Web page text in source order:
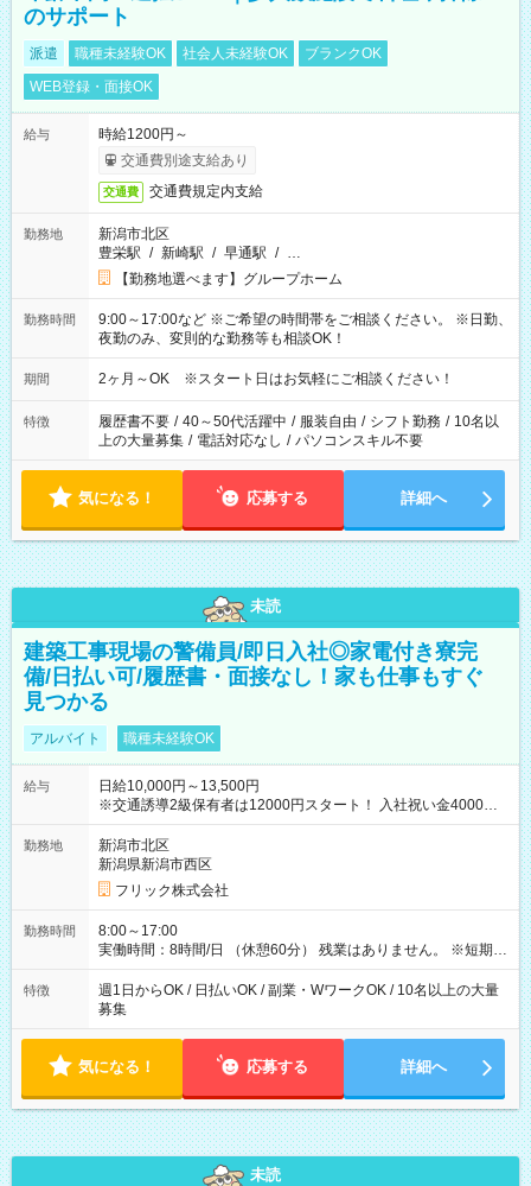
のサポート
派遣 職種未経験OK 社会人未経験OK
ブランクOK
WEB登録・面接OK
給与
時給1200円～
交通費別途支給あり
交通費 交通費規定内支給
勤務地
新潟市北区
豊栄駅 / 新崎駅 / 早通駅 / …
【勤務地選べます】グループホーム
勤務時間
9:00～17:00など ※ご希望の時間帯をご相談ください。 ※日勤、
夜勤のみ、変則的な勤務等も相談OK！
期間 2ヶ月～OK ※スタート日はお気軽にご相談ください！
特徴 履歴書不要 / 40～50代活躍中 / 服装自由 / シフト勤務 / 10名以
上の大量募集 / 電話対応なし / パソコンスキル不要
気になる！ 応募する 詳細へ
未読
建築工事現場の警備員/即日入社◎家電付き寮完
備/日払い可/履歴書・面接なし！家も仕事もすぐ
見つかる
アルバイト 職種未経験OK
給与
日給10,000円～13,500円
※交通誘導2級保有者は12000円スタート！ 入社祝い金4000円
【試用期間】試用期間なし
勤務地
新潟市北区
新潟県新潟市西区
フリック株式会社
勤務時間
8:00～17:00
実働時間：8時間/日 （休憩60分） 残業はありません。 ※短期の
募集は行っておりません。予めご了承くださいませ。
特徴
週1日からOK / 日払いOK / 副業・WワークOK / 10名以上の大量
募集
気になる！ 応募する 詳細へ
未読